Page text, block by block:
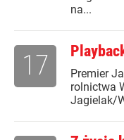
na...
Premier
rolnictwa
Jagielak/
17